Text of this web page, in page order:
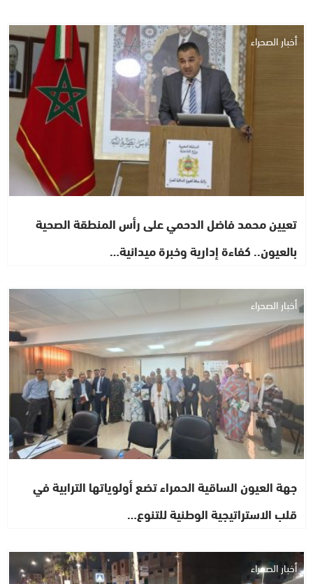
أخبار الصحراء
تعيين محمد فاضل الدحمي على رأس المنطقة الصحية
بالعيون.. كفاءة إدارية وخبرة ميدانية…
أخبار الصحراء
جهة العيون الساقية الحمراء تضع أولوياتها الترابية في
قلب الاستراتيجية الوطنية للتنوع…
أخبار الصحراء